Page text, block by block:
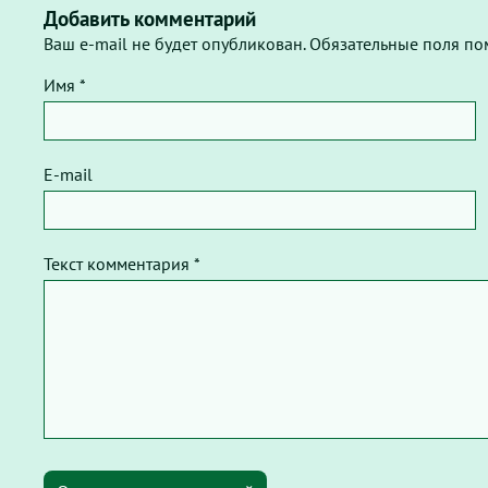
Добавить комментарий
Ваш e-mail не будет опубликован. Обязательные поля
Имя *
E-mail
Текст комментария *